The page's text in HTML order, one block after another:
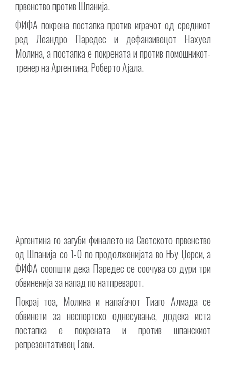
првенство против Шпанија.
ФИФА покрена постапка против играчот од средниот
ред Леандро Паредес и дефанзивецот Нахуел
Молина, а постапка е покрената и против помошникот-
тренер на Аргентина, Роберто Ајала.
Аргентина го загуби финалето на Светското првенство
од Шпанија со 1-0 по продолженијата во Њу Џерси, а
ФИФА соопшти дека Паредес се соочува со дури три
обвиненија за напад по натпреварот.
Покрај тоа, Молина и напаѓачот Тиаго Алмада се
обвинети за неспортско однесување, додека иста
постапка е покрената и против шпанскиот
репрезентативец Гави.